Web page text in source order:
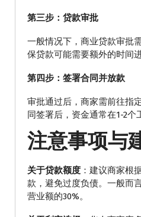
第三步：贷款审批
一般情况下，商业贷款审批
保贷款可能需要额外的时间
第四步：签署合同并放款
审批通过后，商家需前往指
同签署后，资金通常在1-2个
注意事项与
关于贷款额度 ：建议商家根
款，避免过度负债。一般而
营业额的30%。